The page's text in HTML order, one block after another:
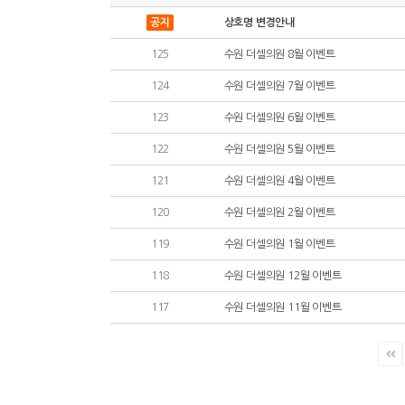
공지 상호명 변경안내
125 수원 더셀의원 8월 이벤트
124 수원 더셀의원 7월 이벤트
123 수원 더셀의원 6월 이벤트
122 수원 더셀의원 5월 이벤트
121 수원 더셀의원 4월 이벤트
120 수원 더셀의원 2월 이벤트
119 수원 더셀의원 1월 이벤트
118 수원 더셀의원 12월 이벤트
117 수원 더셀의원 11월 이벤트